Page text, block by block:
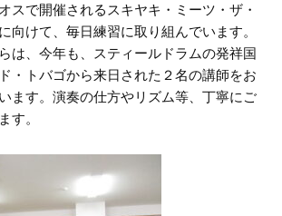
スで開催されるスキヤキ・ミーツ・ザ・
向けて、毎日練習に取り組んでいます。
は、今年も、スティールドラムの発祥国
・トバゴから来日された２名の講師をお
ます。演奏の仕方やリズム等、丁寧にご
す。